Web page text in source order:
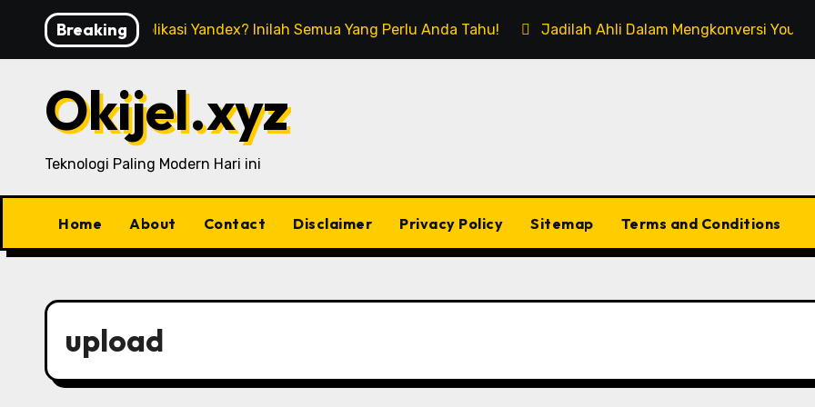
content
Breaking
Apa Itu Aplikasi Yandex? Inilah Semua Yang Perlu Anda Tahu! Jadilah Ahli Dalam Mengkonversi
Okijel.xyz
Teknologi Paling Modern Hari ini
Home About Contact Disclaimer Privacy Policy Sitemap Terms and Conditions
upload